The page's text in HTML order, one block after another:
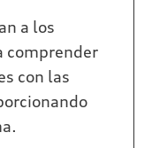
a los
comprender
con las